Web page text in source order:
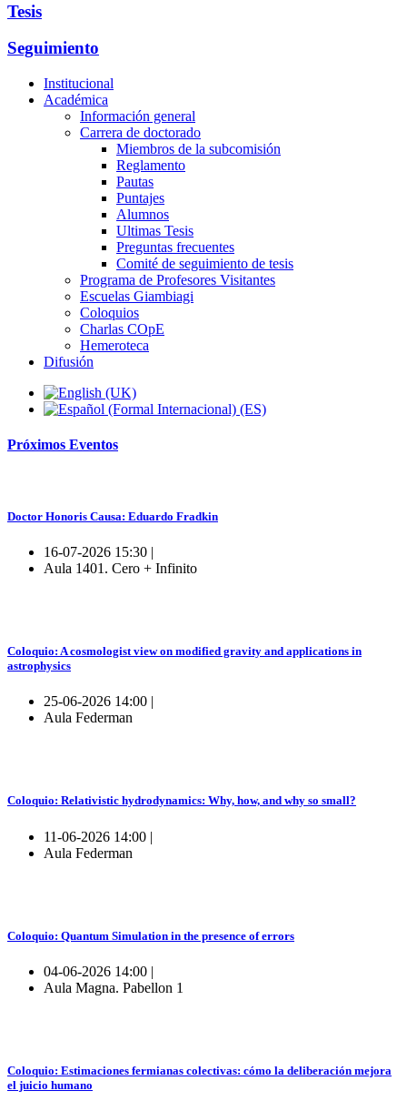
Tesis
Seguimiento
Institucional
Académica
Información general
Carrera de doctorado
Miembros de la subcomisión
Reglamento
Pautas
Puntajes
Alumnos
Ultimas Tesis
Preguntas frecuentes
Comité de seguimiento de tesis
Programa de Profesores Visitantes
Escuelas Giambiagi
Coloquios
Charlas COpE
Hemeroteca
Difusión
Próximos Eventos
Doctor Honoris Causa: Eduardo Fradkin
16-07-2026 15:30 |
Aula 1401. Cero + Infinito
Coloquio: A cosmologist view on modified gravity and applications in
astrophysics
25-06-2026 14:00 |
Aula Federman
Coloquio: Relativistic hydrodynamics: Why, how, and why so small?
11-06-2026 14:00 |
Aula Federman
Coloquio: Quantum Simulation in the presence of errors
04-06-2026 14:00 |
Aula Magna. Pabellon 1
Coloquio: Estimaciones fermianas colectivas: cómo la deliberación mejora
el juicio humano